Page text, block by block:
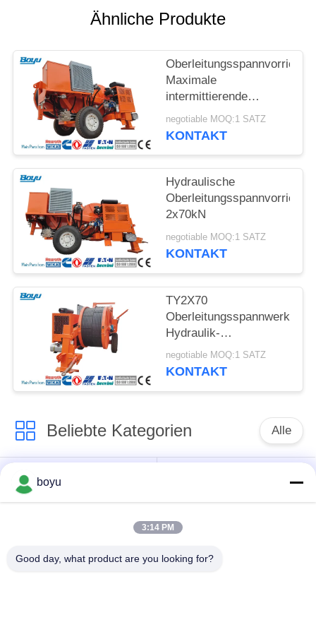
PRIVACY
POLICY
Ähnliche Produkte
Maximale
intermittierende
Zugkraft 2x70kN
Hydraulische
negotiable MOQ:1 SATZ
KONTAKT
Hydraulische
2x70kN
negotiable MOQ:1 SATZ
KONTAKT
TY2X70
Oberleitungsspannwerkzeug
Hydraulik-
Spannaggregat
negotiable MOQ:1 SATZ
KONTAKT
Beliebte Kategorien Alle
Übertragungsleitung,
die Ausrüstung
Spannung, die
Gegendrehdrahtseil
boyu
3:14 PM
Good day, what product are you looking for?